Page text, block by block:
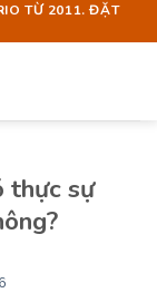
TỪ 2011. ĐẶT
thực sự